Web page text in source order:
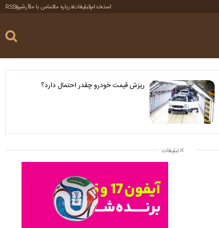
استخدامتبلیغاتدرباره ماتماس با ماآرشیوRSS
ریزش قیمت خودرو چقدر احتمال دارد؟
تبلیغات